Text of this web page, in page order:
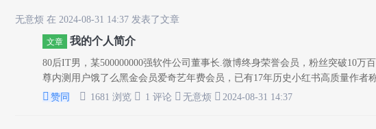
无意烦 在 2024-08-31 14:37 发表了文章
文章 我的个人简介
80后IT男，某500000000强软件公司董事长.微博终身荣誉会员，粉丝突破10万
尊内测用户饿了么黑金会员爱奇艺年费会员，已有17年历史小红书高质量作者称
 赞同  1681 浏览  1 评论  无意烦  2024-08-31 14:37